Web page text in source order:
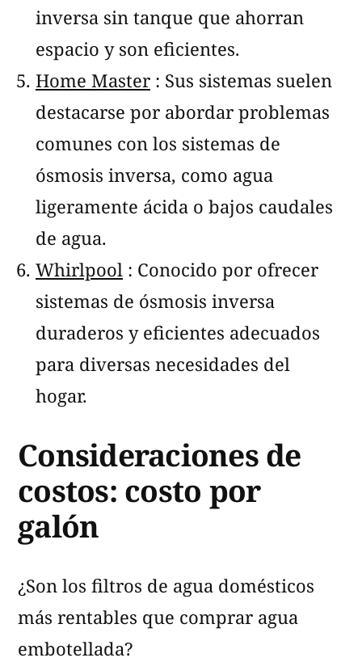
inversa sin tanque que ahorran
espacio y son eficientes.
Home Master : Sus sistemas suelen
destacarse por abordar problemas
comunes con los sistemas de
ósmosis inversa, como agua
ligeramente ácida o bajos caudales
de agua.
Whirlpool : Conocido por ofrecer
sistemas de ósmosis inversa
duraderos y eficientes adecuados
para diversas necesidades del
hogar.
Consideraciones de
costos: costo por
galón
¿Son los filtros de agua domésticos
más rentables que comprar agua
embotellada?